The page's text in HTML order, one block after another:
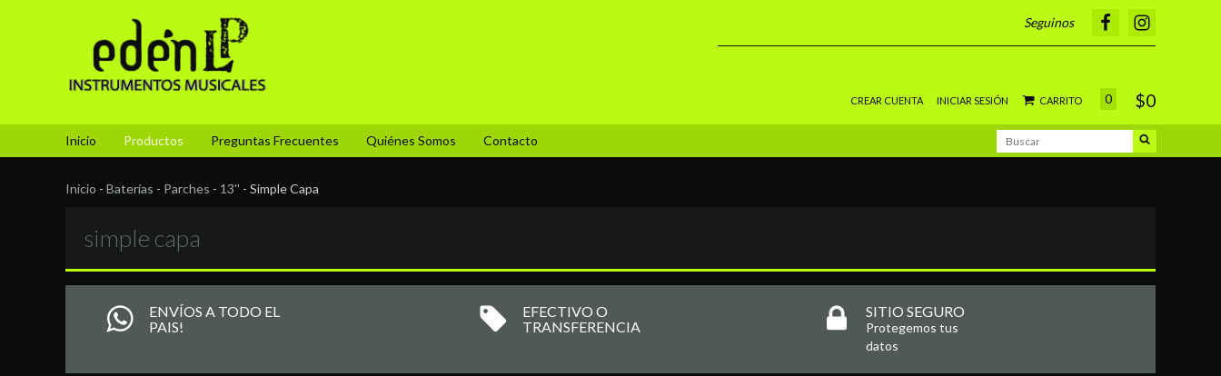
Seguinos
CREAR CUENTA INICIAR SESIÓN CARRITO 0 $0
Inicio Productos Preguntas Frecuentes Quiénes Somos Contacto
Inicio - Baterías - Parches - 13'' - Simple Capa
simple capa
ENVÍOS A TODO EL
PAIS!
EFECTIVO O
TRANSFERENCIA
SITIO SEGURO
Protegemos tus
datos